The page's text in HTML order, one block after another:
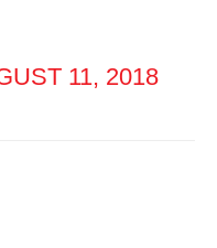
11, 2018